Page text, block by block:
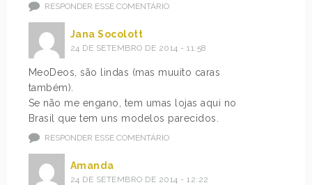
RESPONDER ESSE COMENTÁRIO
Jana Socolott
24 DE SETEMBRO DE 2014 - 11:58
MeoDeos, são lindas (mas muuito caras
também).
Se não me engano, tem umas lojas aqui no
Brasil que tem uns modelos parecidos.
RESPONDER ESSE COMENTÁRIO
Amanda
24 DE SETEMBRO DE 2014 - 12:22